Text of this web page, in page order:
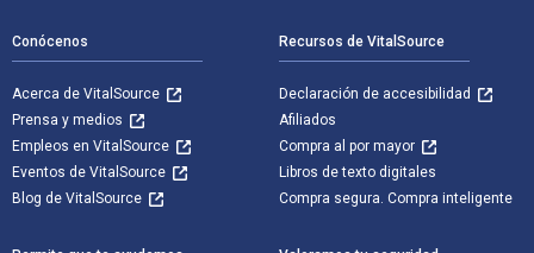
Conócenos
Acerca de VitalSource
Prensa y medios
Empleos en VitalSource
Eventos de VitalSource
Blog de VitalSource
Recursos de VitalSource
Declaración de accesibilidad
Afiliados
Compra al por mayor
Libros de texto digitales
Compra segura. Compra inteligente